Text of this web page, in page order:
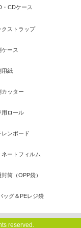
・CDケース
クストラップ
ケース
用紙
カッター
用ロール
レンボード
ネートフィルム
封筒（OPP袋）
ッグ＆PEレジ袋
reserved.